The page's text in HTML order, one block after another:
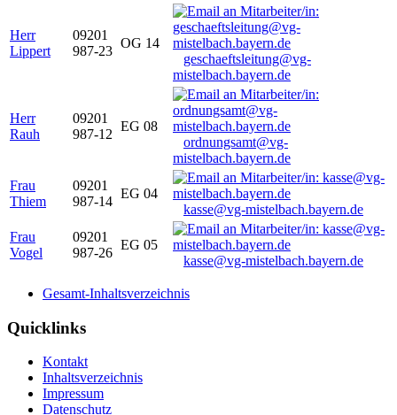
Herr
Lippert
09201
987-23
OG 14
geschaeftsleitung@vg-
mistelbach.bayern.de
Herr
Rauh
09201
987-12
EG 08
ordnungsamt@vg-
mistelbach.bayern.de
Frau
Thiem
09201
987-14
EG 04
kasse@vg-mistelbach.bayern.de
Frau
Vogel
09201
987-26
EG 05
kasse@vg-mistelbach.bayern.de
Gesamt-Inhaltsverzeichnis
Quicklinks
Kontakt
Inhaltsverzeichnis
Impressum
Datenschutz